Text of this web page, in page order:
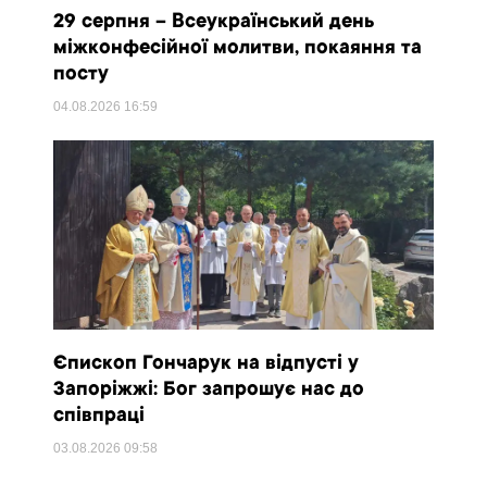
29 серпня – Всеукраїнський день
міжконфесійної молитви, покаяння та
посту
04.08.2026 16:59
Єпископ Гончарук на відпусті у
Запоріжжі: Бог запрошує нас до
співпраці
03.08.202609:58